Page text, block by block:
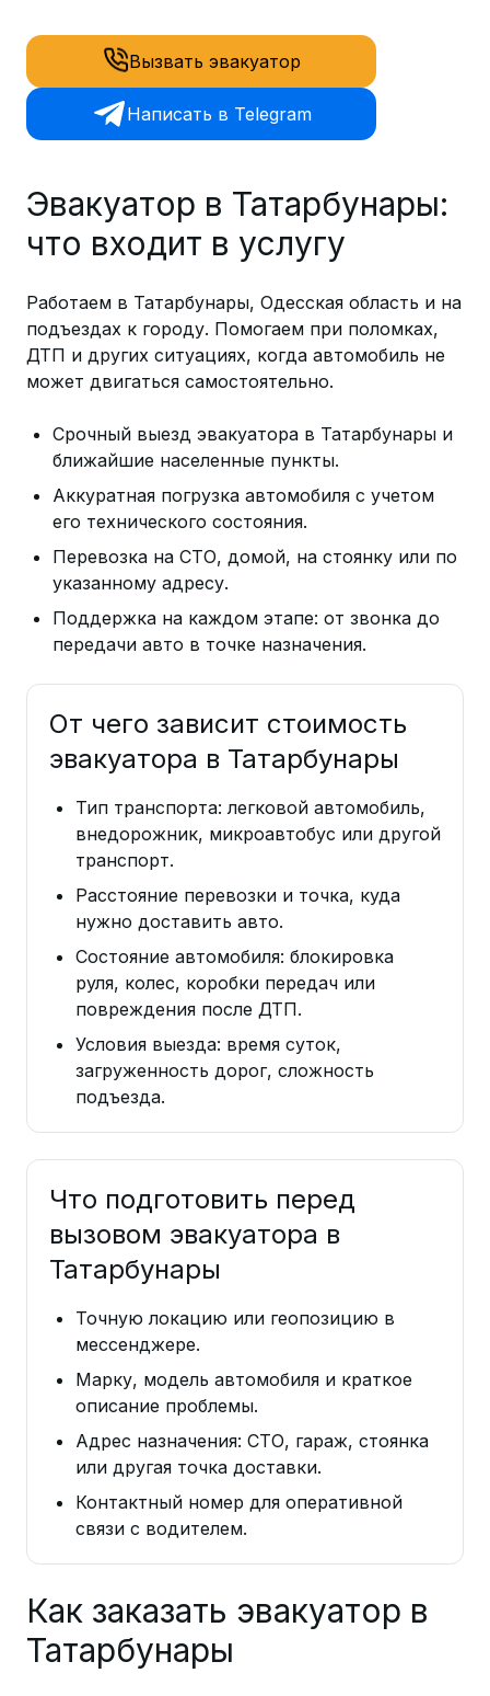
Вызвать эвакуатор
Написать в Telegram
Эвакуатор в Татарбунары:
что входит в услугу
Работаем в Татарбунары, Одесская область и на
подъездах к городу. Помогаем при поломках,
ДТП и других ситуациях, когда автомобиль не
может двигаться самостоятельно.
Срочный выезд эвакуатора в Татарбунары и
ближайшие населенные пункты.
Аккуратная погрузка автомобиля с учетом
его технического состояния.
Перевозка на СТО, домой, на стоянку или по
указанному адресу.
Поддержка на каждом этапе: от звонка до
передачи авто в точке назначения.
От чего зависит стоимость
эвакуатора в Татарбунары
Тип транспорта: легковой автомобиль,
внедорожник, микроавтобус или другой
транспорт.
Расстояние перевозки и точка, куда
нужно доставить авто.
Состояние автомобиля: блокировка
руля, колес, коробки передач или
повреждения после ДТП.
Условия выезда: время суток,
загруженность дорог, сложность
подъезда.
Что подготовить перед
вызовом эвакуатора в
Татарбунары
Точную локацию или геопозицию в
мессенджере.
Марку, модель автомобиля и краткое
описание проблемы.
Адрес назначения: СТО, гараж, стоянка
или другая точка доставки.
Контактный номер для оперативной
связи с водителем.
Как заказать эвакуатор в
Татарбунары